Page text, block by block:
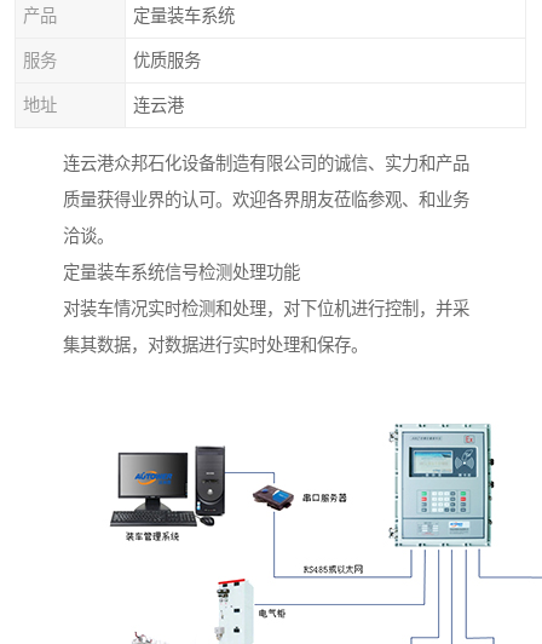
产品 定量装车系统
服务 优质服务
地址 连云港
连云港众邦石化设备制造有限公司的诚信、实力和产品
质量获得业界的认可。欢迎各界朋友莅临参观、和业务
洽谈。
定量装车系统信号检测处理功能
对装车情况实时检测和处理，对下位机进行控制，并采
集其数据，对数据进行实时处理和保存。